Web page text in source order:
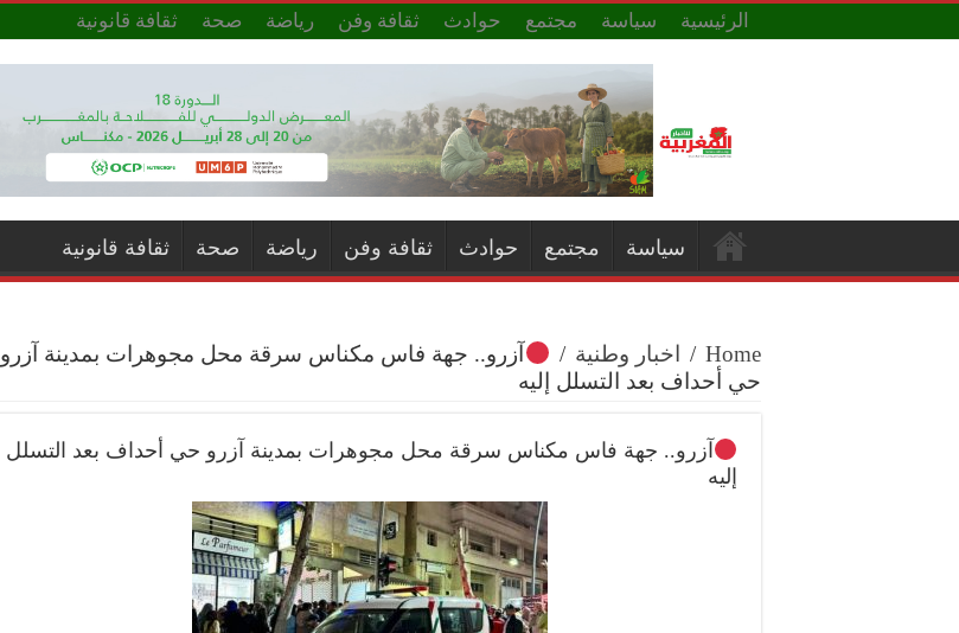
الرئيسية سياسة مجتمع حوادث ثقافة وفن رياضة صحة ثقافة قانونية
سياسة مجتمع حوادث ثقافة وفن رياضة صحة ثقافة قانونية
Home
/ اخبار وطنية /
آزرو.. جهة فاس مكناس سرقة محل مجوهرات بمدينة آزرو
حي أحداف بعد التسلل إليه
آزرو.. جهة فاس مكناس سرقة محل مجوهرات بمدينة آزرو حي أحداف بعد التسلل
إليه